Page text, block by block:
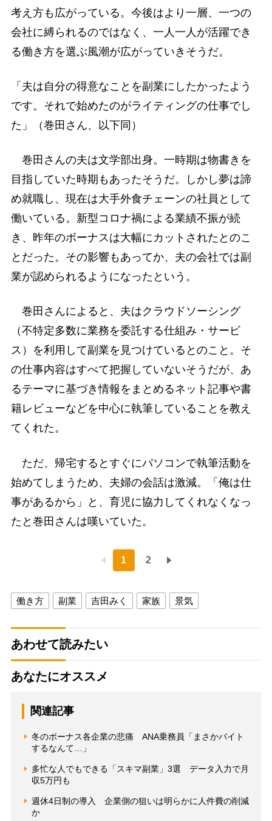
考え方も広がっている。今後はより一層、一つの
会社に縛られるのではなく、一人一人が活躍でき
る働き方を選ぶ風潮が広がっていきそうだ。
「夫は自分の得意なことを副業にしたかったよう
です。それで始めたのがライティングの仕事でし
た」（巻田さん、以下同）
巻田さんの夫は文学部出身。一時期は物書きを
目指していた時期もあったそうだ。しかし夢は諦
め就職し、現在は大手外食チェーンの社員として
働いている。新型コロナ禍による業績不振が続
き、昨年のボーナスは大幅にカットされたとのこ
とだった。その影響もあってか、夫の会社では副
業が認められるようになったという。
巻田さんによると、夫はクラウドソーシング
（不特定多数に業務を委託する仕組み・サービ
ス）を利用して副業を見つけているとのこと。そ
の仕事内容はすべて把握していないそうだが、あ
るテーマに基づき情報をまとめるネット記事や書
籍レビューなどを中心に執筆していることを教え
てくれた。
ただ、帰宅するとすぐにパソコンで執筆活動を
始めてしまうため、夫婦の会話は激減。「俺は仕
事があるから」と、育児に協力してくれなくなっ
たと巻田さんは嘆いていた。
1 2
働き方 副業 吉田みく 家族 景気
あわせて読みたい
あなたにオススメ
関連記事
冬のボーナス各企業の悲痛 ANA乗務員「まさかバイト
するなんて…」
多忙な人でもできる「スキマ副業」3選 データ入力で月
収5万円も
週休4日制の導入 企業側の狙いは明らかに人件費の削減
か